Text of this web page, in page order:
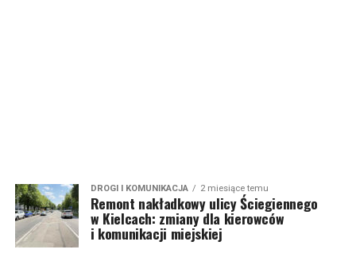
DROGI I KOMUNIKACJA 2 miesiące temu
Remont nakładkowy ulicy Ściegiennego
w Kielcach: zmiany dla kierowców
i komunikacji miejskiej